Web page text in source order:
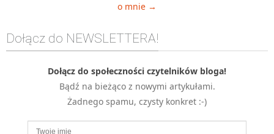
CSS 3
Django
PHP
WordPress
MOBILE
Android
o mnie →
Dołącz do NEWSLETTERA!
Dołącz do społeczności czytelników bloga!
Bądź na bieżąco z nowymi artykułami.
Żadnego spamu, czysty konkret :-)